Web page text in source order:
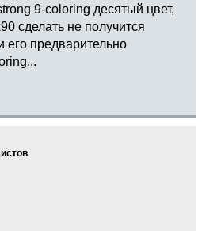
9-coloring десятый цвет,
сделать не получится
предварительно